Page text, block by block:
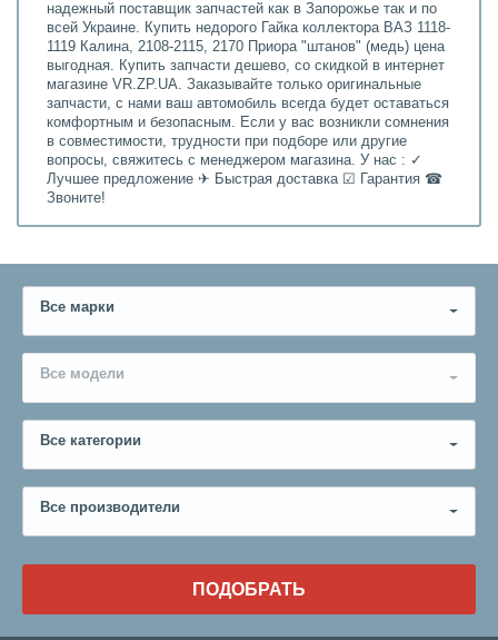
надежный поставщик запчастей как в Запорожье так и по
всей Украине. Купить недорого Гайка коллектора ВАЗ 1118-
1119 Калина, 2108-2115, 2170 Приора "штанов" (медь) цена
выгодная. Купить запчасти дешево, со скидкой в интернет
магазине VR.ZP.UA. Заказывайте только оригинальные
запчасти, с нами ваш автомобиль всегда будет оставаться
комфортным и безопасным. Если у вас возникли сомнения
в совместимости, трудности при подборе или другие
вопросы, свяжитесь с менеджером магазина. У нас : ✓
Лучшее предложение ✈ Быстрая доставка ☑ Гарантия ☎
Звоните!
Все марки
Все модели
Все категории
Все производители
ПОДОБРАТЬ